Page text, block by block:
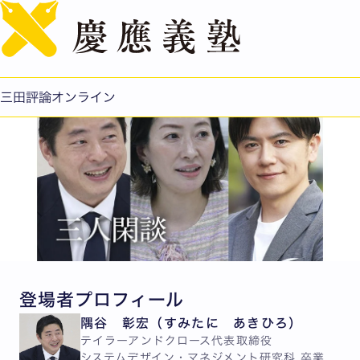
三田評論オンライン
憧れのビスポーク
登場者プロフィール
隅谷 彰宏（すみたに あきひろ）
テイラーアンドクロース代表取締役
システムデザイン・マネジメント研究科 卒業